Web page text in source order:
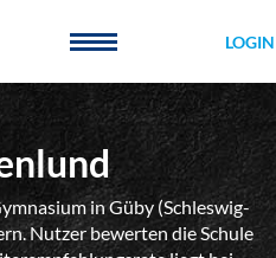
LOGIN
in Güby (Schleswig-
Nutzer bewerten die Schule